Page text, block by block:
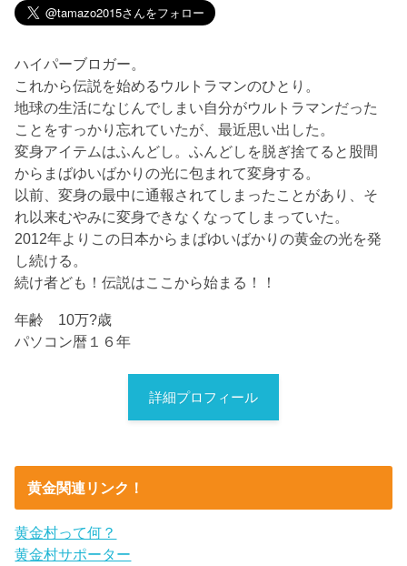
ハイパーブロガー。
これから伝説を始めるウルトラマンのひとり。
地球の生活になじんでしまい自分がウルトラマンだった
ことをすっかり忘れていたが、最近思い出した。
変身アイテムはふんどし。ふんどしを脱ぎ捨てると股間
からまばゆいばかりの光に包まれて変身する。
以前、変身の最中に通報されてしまったことがあり、そ
れ以来むやみに変身できなくなってしまっていた。
2012年よりこの日本からまばゆいばかりの黄金の光を発
し続ける。
続け者ども！伝説はここから始まる！！
年齢 10万?歳
パソコン暦１６年
詳細プロフィール
黄金関連リンク！
黄金村って何？
黄金村サポーター